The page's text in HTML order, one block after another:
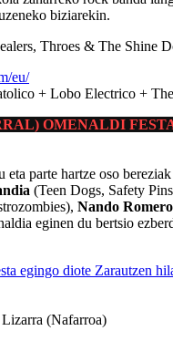
biziarekin.
eu/
+ Lobo Electrico +
OMENALDI
parte hartze oso
(Teen Dogs, Safety
Nando Romero
eginen du bertsio
egingo diote Zarautzen
Lizarra (Nafarroa)